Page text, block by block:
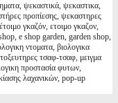
ψεκαστικά, ψεκαστικα,
προπίεσης, ψεκαστηρες
γκαζόν, ετοιμο γκαζον,
e shop garden, garden shop,
ντοματα, βιολογικα
τσαφ-τσαφ, μειγμα
προστασία φυτων,
λαχανικών, pop-up